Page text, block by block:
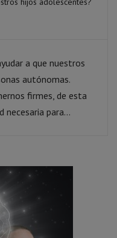
a que nuestros
autónomas.
firmes, de esta
para...